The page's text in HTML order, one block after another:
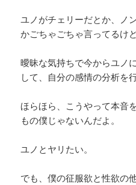
ユノがチェリーだとか、ノ
かごちゃごちゃ言ってるけ
曖昧な気持ちで今からユノ
して、自分の感情の分析を
ほらほら、こうやって本音
もの僕じゃないんだよ。
ユノとヤリたい。
でも、僕の征服欲と性欲の